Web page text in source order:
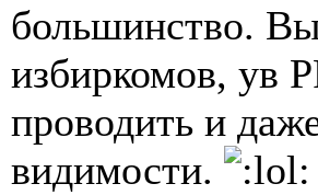
большинство.
избиркомов, ув
проводить и
видимости.